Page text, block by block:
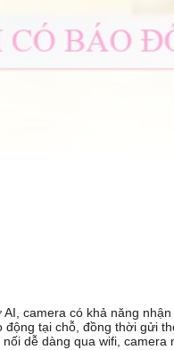
camera có khả năng nhận
động tại chỗ, đồng thời gửi
dễ dàng qua wifi, camera